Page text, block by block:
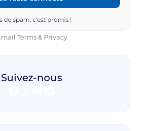
de spam, c'est promis !
Terms& Privacy
Suivez-nous